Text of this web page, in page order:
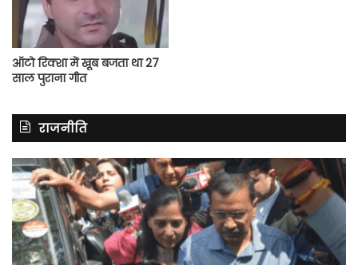
ऑटो रिक्शा में खूब बजता था 27
साल पुराना गीत
राजनीति